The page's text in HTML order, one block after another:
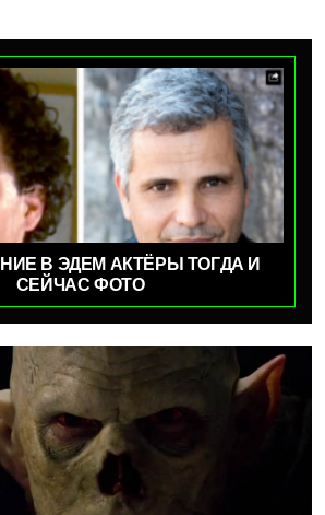
В ЭДЕМ АКТЁРЫ ТОГДА И
СЕЙЧАС ФОТО